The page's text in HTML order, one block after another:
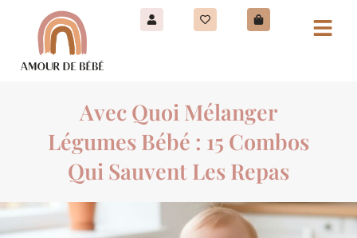
Avec Quoi Mélanger
Légumes Bébé : 15 Combos
Qui Sauvent Les Repas